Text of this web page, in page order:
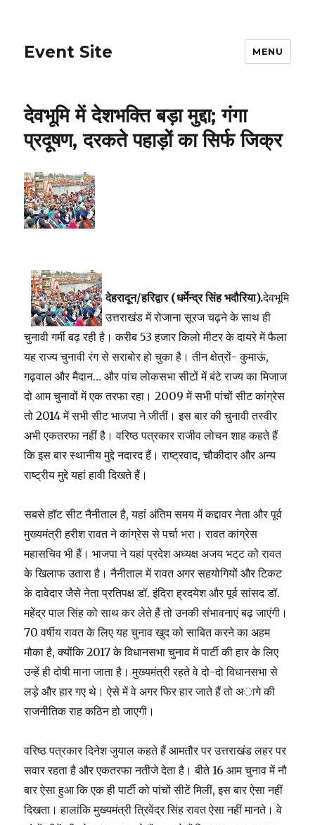
Event Site MENU
देवभूमि में देशभक्ति बड़ा मुद्दा; गंगा
प्रदूषण, दरकते पहाड़ों का सिर्फ जिक्र
देहरादून/हरिद्वार (धर्मेन्द्र सिंह भदौरिया).देवभूमि
उत्तराखंड में रोजाना सूरज चढ़ने के साथ ही
चुनावी गर्मी बढ़ रही है। करीब 53 हजार किलो मीटर के दायरे में फैला
यह राज्य चुनावी रंग से सराबोर हो चुका है। तीन क्षेत्रों- कुमाऊं,
गढ़वाल और मैदान… और पांच लोकसभा सीटों में बंटे राज्य का मिजाज
दो आम चुनावों में एक तरफा रहा। 2009 में सभी पांचों सीट कांग्रेस
तो 2014 में सभी सीट भाजपा ने जीतीं। इस बार की चुनावी तस्वीर
अभी एकतरफा नहीं है। वरिष्ठ पत्रकार राजीव लोचन शाह कहते हैं
कि इस बार स्थानीय मुद्दे नदारद हैं। राष्ट्रवाद, चौकीदार और अन्य
राष्ट्रीय मुद्दे यहां हावी दिखते हैं।
सबसे हॉट सीट नैनीताल है, यहां अंतिम समय में कद्दावर नेता और पूर्व
मुख्यमंत्री हरीश रावत ने कांग्रेस से पर्चा भरा। रावत कांग्रेस
महासचिव भी हैं। भाजपा ने यहां प्रदेश अध्यक्ष अजय भट्‌ट को रावत
के खिलाफ उतारा है। नैनीताल में रावत अगर सहयोगियों और टिकट
के दावेदार जैसे नेता प्रतिपक्ष डॉ. इंदिरा ह्रदयेश और पूर्व सांसद डॉ.
महेंद्र पाल सिंह को साथ कर लेते हैं तो उनकी संभावनाएं बढ़ जाएंगी।
70 वर्षीय रावत के लिए यह चुनाव खुद को साबित करने का अहम
मौका है, क्योंकि 2017 के विधानसभा चुनाव में पार्टी की हार के लिए
उन्हें ही दोषी माना जाता है। मुख्यमंत्री रहते वे दो-दो विधानसभा से
लड़े और हार गए थे। ऐसे में वे अगर फिर हार जाते हैं तो अागे की
राजनीतिक राह कठिन हो जाएगी।
वरिष्ठ पत्रकार दिनेश जुयाल कहते हैं आमतौर पर उत्तराखंड लहर पर
सवार रहता है और एकतरफा नतीजे देता है। बीते 16 आम चुनाव में नौ
बार ऐसा हुआ कि एक ही पार्टी को पांचों सीटें मिलीं, इस बार ऐसा नहीं
दिखता। हालांकि मुख्यमंत्री त्रिवेंद्र सिंह रावत ऐसा नहीं मानते। वे